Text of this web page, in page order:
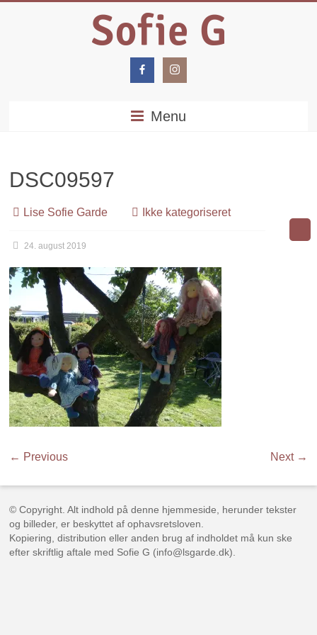
Menu
DSC09597
Lise Sofie Garde Ikke kategoriseret
24. august 2019
← Previous Next →
© Copyright. Alt indhold på denne hjemmeside, herunder tekster
og billeder, er beskyttet af ophavsretsloven.
Kopiering, distribution eller anden brug af indholdet må kun ske
efter skriftlig aftale med Sofie G (info@lsgarde.dk).